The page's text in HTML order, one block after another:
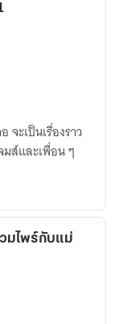
จะเป็นเรื่องราว
มส์และเพื่อน ๆ
มไพร์กับแม่